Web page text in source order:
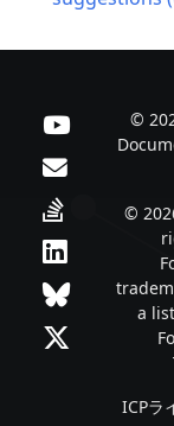
©
©
a
ICPラ